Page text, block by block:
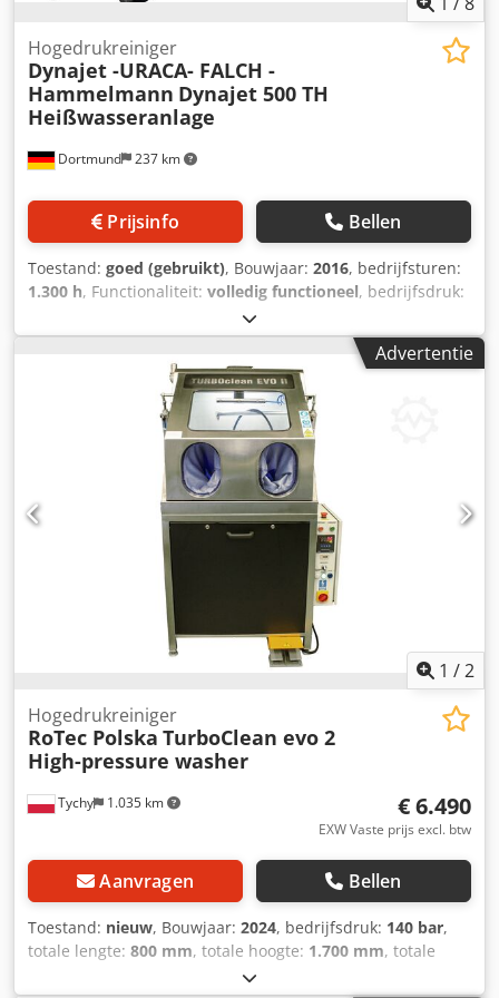
Dortmund 237 km
Hogedrukreiniger
Dynajet -URACA- FALCH -
Hammelmann Dynajet 500 TH
Heißwasseranlage
Prijsinfo Bellen
Toestand: goed (gebruikt), Bouwjaar: 2016, bedrijfsturen:
1.300 h, Functionaliteit: volledig functioneel, bedrijfsdruk:
1.420 kg, brandstof:
vermogen:34,5 kW (46,91 pk), temperatuur:95 °C,
1.800 m³/u , Uitrusting: chassis , Dynajet 500
TH warmwatersysteem - Zeer goede staat Dedev S H
Uaepfx Afwock 500 bar / 30 l/min 34,5 kW
Advertentie
1 /2
Tychy 1.035 km
Hogedrukreiniger
RoTec Polska TurboClean evo 2
High-pressure washer
€ 6.490
EXW Vaste prijs excl. btw
Aanvragen Bellen
Toestand: nieuw, Bouwjaar: 2024, bedrijfsdruk: 140 bar,
totale lengte: 800 mm, totale hoogte: 1.700 mm, totale
, watercapaciteit van de tank: